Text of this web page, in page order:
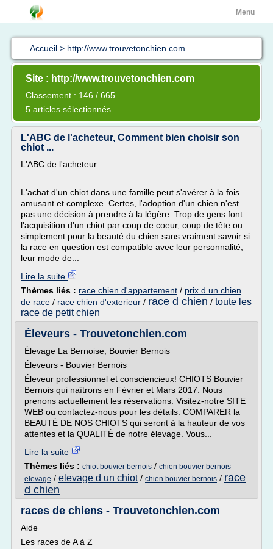
Menu
Accueil > http://www.trouvetonchien.com
Site : http://www.trouvetonchien.com
Classement : 146 / 665
5 articles sélectionnés
L'ABC de l'acheteur, Comment bien choisir son
chiot ...
L'ABC de l'acheteur
L'achat d'un chiot dans une famille peut s'avérer à la fois
amusant et complexe. Certes, l'adoption d'un chien n'est
pas une décision à prendre à la légère. Trop de gens font
l'acquisition d'un chiot par coup de coeur, coup de tête ou
simplement pour la beauté du chien sans vraiment savoir si
la race en question est compatible avec leur personnalité,
leur mode de...
Lire la suite
Thèmes liés : race chien d'appartement / prix d un chien
de race / race chien d'exterieur / race d chien / toute les
race de petit chien
Éleveurs - Trouvetonchien.com
Élevage La Bernoise, Bouvier Bernois
Éleveurs - Bouvier Bernois
Éleveur professionnel et consciencieux! CHIOTS Bouvier
Bernois qui naîtrons en Février et Mars 2017. Nous
prenons actuellement les réservations. Visitez-notre SITE
WEB ou contactez-nous pour les détails. COMPARER la
BEAUTÉ DE NOS CHIOTS qui seront à la hauteur de vos
attentes et la QUALITÉ de notre élevage. Vous...
Lire la suite
Thèmes liés : chiot bouvier bernois / chien bouvier bernois
elevage / elevage d un chiot/ chien bouvier bernois / race
d chien
races de chiens - Trouvetonchien.com
Aide
Les races de A à Z